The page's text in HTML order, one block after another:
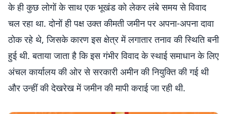
के ही कुछ लोगों के साथ एक भूखंड को लेकर लंबे समय से विवाद
चल रहा था. दोनों ही पक्ष उक्त कीमती जमीन पर अपना-अपना दावा
ठोक रहे थे, जिसके कारण इस क्षेत्र में लगातार तनाव की स्थिति बनी
हुई थी. बताया जाता है कि इस गंभीर विवाद के स्थाई समाधान के लिए
अंचल कार्यालय की ओर से सरकारी अमीन की नियुक्ति की गई थी
और उन्हीं की देखरेख में जमीन की मापी कराई जा रही थी.